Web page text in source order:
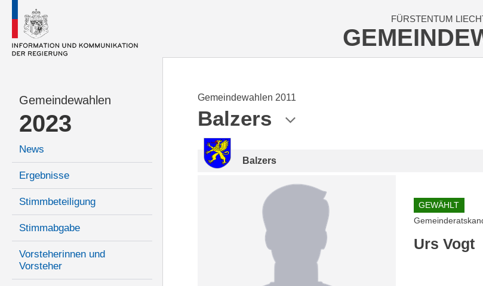
FÜRSTENTUM
Gemeindewahlen
2023
News
Ergebnisse
Stimmbeteiligung
Stimmabgabe
Vorsteherinnen und
Vorsteher
Gemeindewahlen 2011
Balzers
Balzers
GEWÄHLT
Urs Vogt